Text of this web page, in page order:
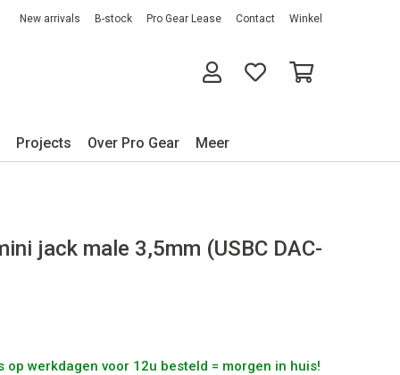
New arrivals B-stock Pro Gear Lease Contact Winkel
Projects Over Pro Gear Meer
jack male 3,5mm (USBC DAC-
werkdagen voor 12u besteld = morgen in huis!